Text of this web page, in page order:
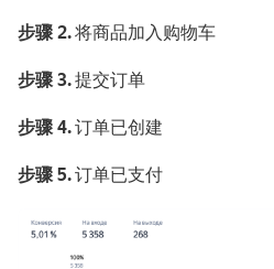
步骤 2.将商品加入购物车
步骤 3.提交订单
步骤 4.订单已创建
步骤 5.订单已支付